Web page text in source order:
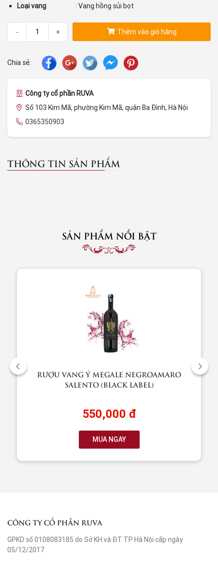
Loại vang
: Vang hồng sủi bọt
- + Thêm vào giỏ hàng
Chia sẻ:
Công ty cổ phần RUVA
Số 103 Kim Mã, phường Kim Mã, quận Ba Đình, Hà Nội
0365350903
THÔNG TIN SẢN PHẨM
SẢN PHẨM NỔI BẬT
RƯỢU VANG Ý MEGALE NEGROAMARO
SALENTO (BLACK LABEL)
550,000 đ
MUA NGAY
CÔNG TY CỔ PHẦN RUVA
GPKD số 0108083185 do Sở KH và ĐT TP Hà Nội cấp ngày
05/12/2017